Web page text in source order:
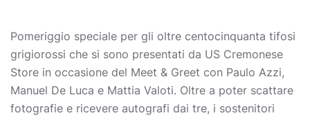
Pomeriggio speciale per gli oltre centocinquanta tifosi
grigiorossi che si sono presentati da US Cremonese
Store in occasione del Meet & Greet con Paulo Azzi,
Manuel De Luca e Mattia Valoti. Oltre a poter scattare
fotografie e ricevere autografi dai tre, i sostenitori